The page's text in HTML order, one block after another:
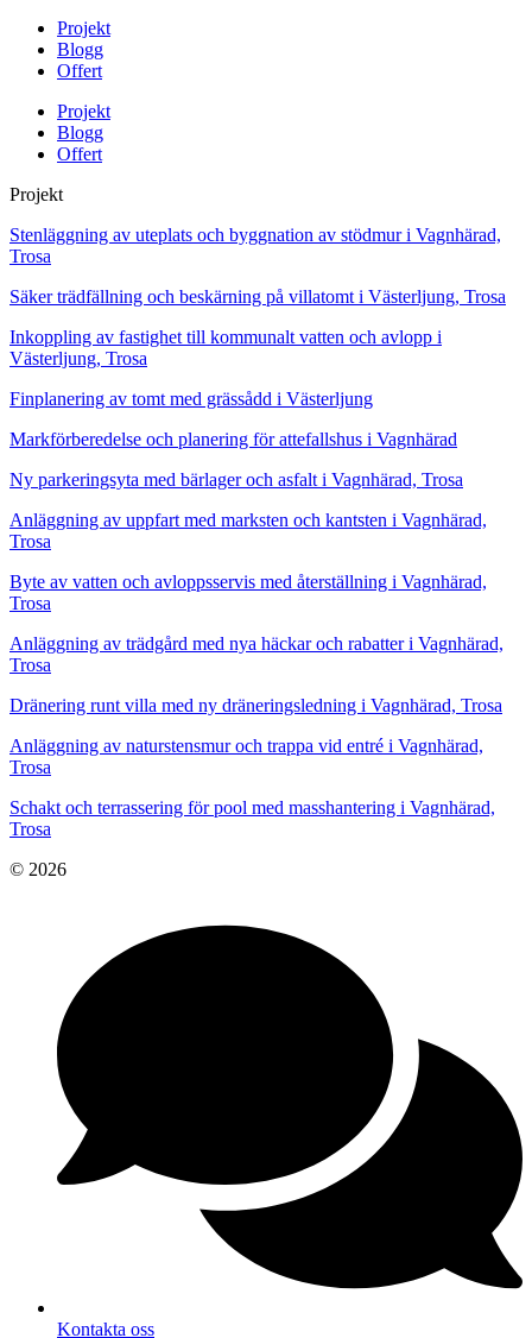
Projekt
Blogg
Offert
Projekt
Blogg
Offert
Projekt
Stenläggning av uteplats och byggnation av stödmur i Vagnhärad,
Trosa
Säker trädfällning och beskärning på villatomt i Västerljung, Trosa
Inkoppling av fastighet till kommunalt vatten och avlopp i
Västerljung, Trosa
Finplanering av tomt med grässådd i Västerljung
Markförberedelse och planering för attefallshus i Vagnhärad
Ny parkeringsyta med bärlager och asfalt i Vagnhärad, Trosa
Anläggning av uppfart med marksten och kantsten i Vagnhärad,
Trosa
Byte av vatten och avloppsservis med återställning i Vagnhärad,
Trosa
Anläggning av trädgård med nya häckar och rabatter i Vagnhärad,
Trosa
Dränering runt villa med ny dräneringsledning i Vagnhärad, Trosa
Anläggning av naturstensmur och trappa vid entré i Vagnhärad,
Trosa
Schakt och terrassering för pool med masshantering i Vagnhärad,
Trosa
© 2026
Kontakta oss